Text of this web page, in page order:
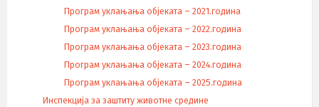
Програм уклањања објеката – 2021.година
Програм уклањања објеката – 2022.година
Програм уклањања објеката – 2023.година
Програм уклањања објеката – 2024.година
Програм уклањања објеката – 2025.година
Инспекција за заштиту животне средине